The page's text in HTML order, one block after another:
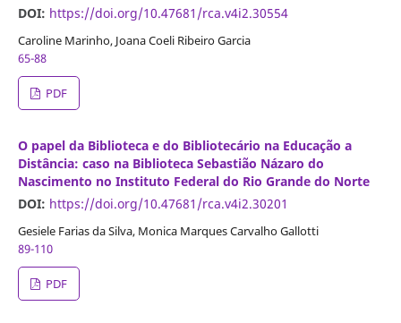
DOI: https://doi.org/10.47681/rca.v4i2.30554
Caroline Marinho, Joana Coeli Ribeiro Garcia
65-88
PDF
O papel da Biblioteca e do Bibliotecário na Educação a
Distância: caso na Biblioteca Sebastião Názaro do
Nascimento no Instituto Federal do Rio Grande do Norte
DOI: https://doi.org/10.47681/rca.v4i2.30201
Gesiele Farias da Silva, Monica Marques Carvalho Gallotti
89-110
PDF